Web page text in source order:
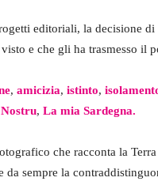
editoriali, la decisione
e che gli ha trasmesso il
, amicizia, istinto,
, La mia Sardegna.
che racconta la
da sempre la